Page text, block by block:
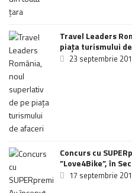
Travel Leaders
piața turismului
23 septembrie
Concurs cu
”Love4Bike”, în
17 septembrie